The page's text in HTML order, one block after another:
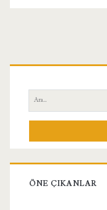
Birincil
Yan
Menü
Ara:
ÖNE ÇIKANLAR